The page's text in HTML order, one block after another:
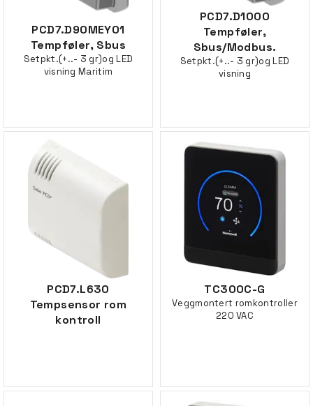
PCD7.D90MEY01
Tempføler, Sbus
Setpkt.(+..- 3 gr)og LED
visning Maritim
PCD7.D1000
Tempføler,
Sbus/Modbus.
Setpkt.(+..- 3 gr)og LED
visning
PCD7.L630
Tempsensor rom
kontroll
TC300C-G
Veggmontert romkontroller
220 VAC